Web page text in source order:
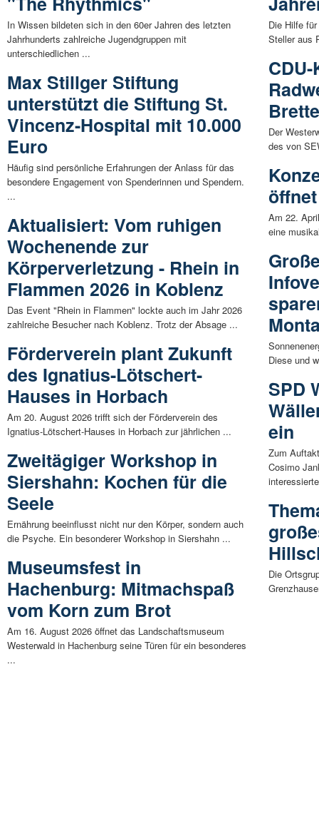
In Wissen bildeten sich in den 60er Jahren des letzten
Jahrhunderts zahlreiche Jugendgruppen mit
unterschiedlichen ...
Max Stillger Stiftung
unterstützt die Stiftung St.
Vincenz-Hospital mit 10.000
Euro
Häufig sind persönliche Erfahrungen der Anlass für das
besondere Engagement von Spenderinnen und Spendern.
...
Aktualisiert: Vom ruhigen
Wochenende zur
Körperverletzung - Rhein in
Flammen 2026 in Koblenz
Das Event "Rhein in Flammen" lockte auch im Jahr 2026
zahlreiche Besucher nach Koblenz. Trotz der Absage ...
Förderverein plant Zukunft
des Ignatius-Lötschert-
Hauses in Horbach
Am 20. August 2026 trifft sich der Förderverein des
Ignatius-Lötschert-Hauses in Horbach zur jährlichen ...
Zweitägiger Workshop in
Siershahn: Kochen für die
Seele
Ernährung beeinflusst nicht nur den Körper, sondern auch
die Psyche. Ein besonderer Workshop in Siershahn ...
Museumsfest in
Hachenburg: Mitmachspaß
vom Korn zum Brot
Am 16. August 2026 öffnet das Landschaftsmuseum
Westerwald in Hachenburg seine Türen für ein besonderes
...
Die Hilfe
Steller aus
Der
des von
Am 22.
eine
Diese und
SPD
ein
Zum
Cosimo
Die